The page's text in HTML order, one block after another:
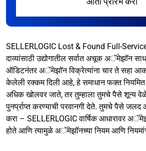
SELLERLOGIC Lost & Found Full-
दाव्यांसाठी उद्योगातील सर्वात अचूक अॅमेझॉन
ऑडिटनंतर अॅमेझॉन विक्रेत्यांना चार ते सहा
केलेली रक्कम दिली आहे, हे समाधान फक्त नियमित
अधिक खोलवर जाते, तर तुम्हाला तुमचे पैसे शून्य
पुनर्प्राप्त करण्याची परवानगी देते. तुमचे पैसे जलद
करा – SELLERLOGIC वार्षिक आधारावर
होते आणि त्यामुळे अॅमेझॉनच्या नियम आणि